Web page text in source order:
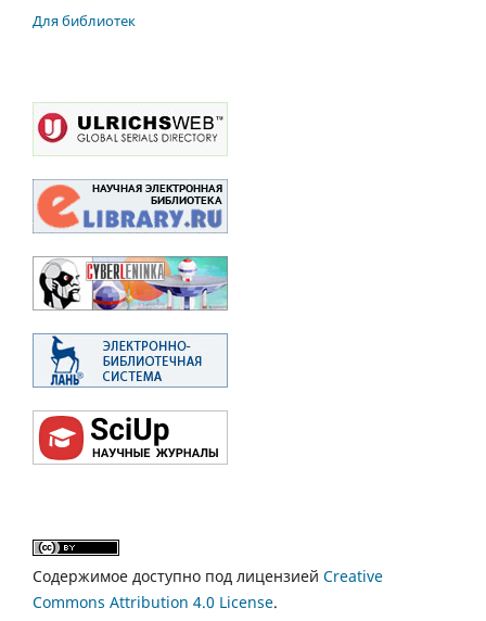
Для библиотек
Содержимое доступно под лицензией Creative
Commons Attribution 4.0 License.